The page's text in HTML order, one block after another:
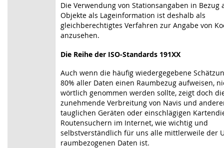
Die Verwendung von Stationsangaben in Bezug
Objekte als Lageinformation ist deshalb als
gleichberechtigtes Verfahren zur Angabe von
anzusehen.
Die Reihe der ISO-Standards 191XX
Auch wenn die häufig wiedergegebene
80% aller Daten einen Raumbezug aufweisen,
wörtlich genommen werden sollte, zeigt doch
zunehmende Verbreitung von Navis und
tauglichen Geräten oder einschlägigen
Routensuchern im Internet, wie wichtig und
selbstverständlich für uns alle mittlerweile der
raumbezogenen Daten ist.